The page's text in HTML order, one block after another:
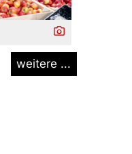
weitere ...